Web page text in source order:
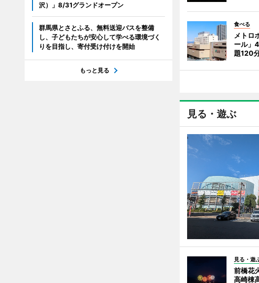
食べる
メトロ
ール」
題120
見る・遊ぶ
見る・遊
前橋花
高崎棟
沢）」8/31グランドオープン
群馬県とさとふる、無料送迎バスを整備
し、子どもたちが安心して学べる環境づく
りを目指し、寄付受け付けを開始
もっと見る